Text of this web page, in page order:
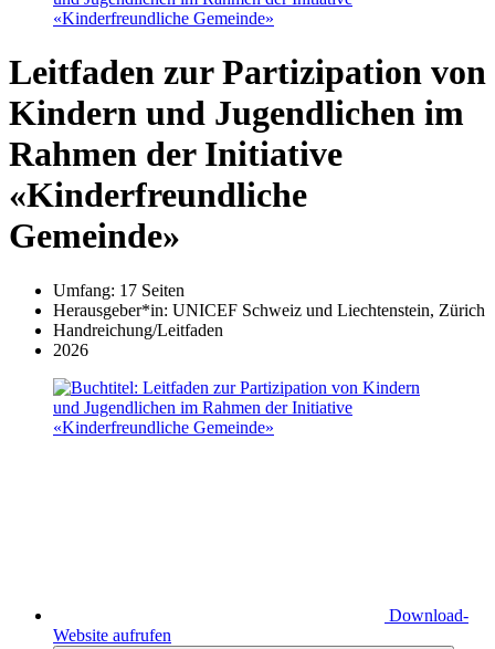
Leitfaden zur Partizipation von
Kindern und Jugendlichen im
Rahmen der Initiative
«Kinderfreundliche
Gemeinde»
Umfang: 17 Seiten
Herausgeber*in: UNICEF Schweiz und Liechtenstein, Zürich
Handreichung/Leitfaden
2026
Download-
Website aufrufen